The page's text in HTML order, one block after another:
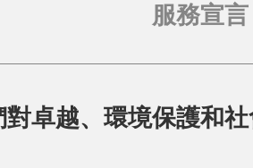
服務宣言
對卓越、環境保護和